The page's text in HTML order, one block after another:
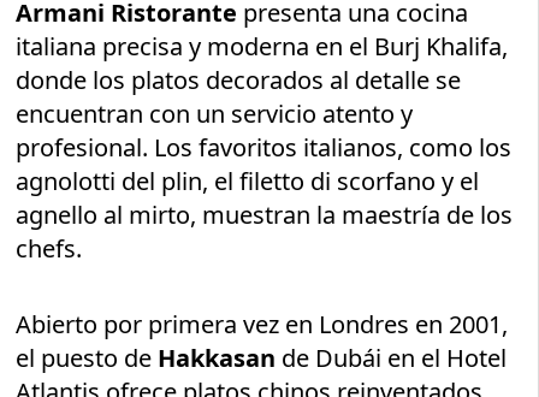
Armani Ristorante presenta una cocina
italiana precisa y moderna en el Burj Khalifa,
donde los platos decorados al detalle se
encuentran con un servicio atento y
profesional. Los favoritos italianos, como los
agnolotti del plin, el filetto di scorfano y el
agnello al mirto, muestran la maestría de los
chefs.
Abierto por primera vez en Londres en 2001,
el puesto de Hakkasan de Dubái en el Hotel